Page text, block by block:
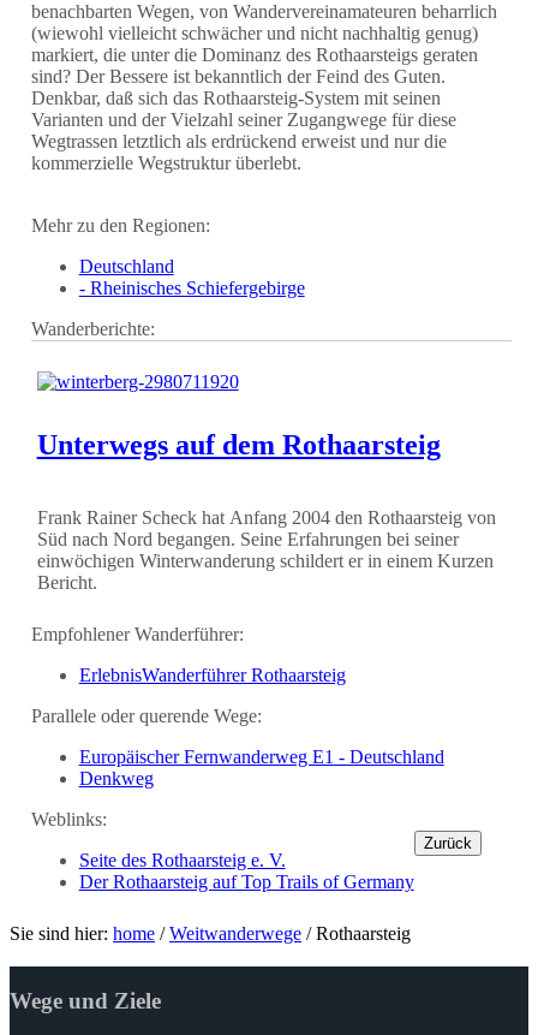
benachbarten Wegen, von Wandervereinamateuren beharrlich
(wiewohl vielleicht schwächer und nicht nachhaltig genug)
markiert, die unter die Dominanz des Rothaarsteigs geraten
sind? Der Bessere ist bekanntlich der Feind des Guten.
Denkbar, daß sich das Rothaarsteig-System mit seinen
Varianten und der Vielzahl seiner Zugangwege für diese
Wegtrassen letztlich als erdrückend erweist und nur die
kommerzielle Wegstruktur überlebt.
Mehr zu den Regionen:
Deutschland
- Rheinisches Schiefergebirge
Wanderberichte:
Unterwegs auf dem Rothaarsteig
Frank Rainer Scheck hat Anfang 2004 den Rothaarsteig von
Süd nach Nord begangen. Seine Erfahrungen bei seiner
einwöchigen Winterwanderung schildert er in einem Kurzen
Bericht.
Empfohlener Wanderführer:
ErlebnisWanderführer Rothaarsteig
Parallele oder querende Wege:
Europäischer Fernwanderweg E1 - Deutschland
Denkweg
Weblinks:
Seite des Rothaarsteig e. V.
Der Rothaarsteig auf Top Trails of Germany
Zurück
Sie sind hier: home /Weitwanderwege /Rothaarsteig
Wege und Ziele